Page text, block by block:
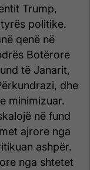
Trump,
politike.
qenë në
Botërore
të Janarit,
dhe
minimizuar.
në fund
ajrore nga
ashpër.
nga shtetet